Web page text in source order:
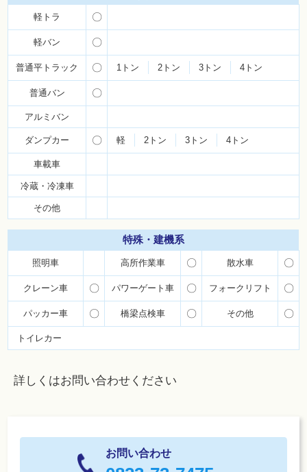
軽トラ 〇
軽バン 〇
普通平トラック 〇 1トン 2トン 3トン 4トン
普通バン 〇
アルミバン
ダンプカー 〇 軽 2トン 3トン 4トン
車載車
冷蔵・冷凍車
その他
特殊・ 建機系
照明車 高所作業車 〇 散水車 〇
クレーン車 〇 パワーゲート車 〇 フォークリフト 〇
パッカー車 〇 橋梁点検車 〇 その他 〇
トイレカー
詳しくはお問い合わせください
お問い合わせ